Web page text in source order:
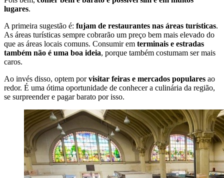
lugares.
A primeira sugestão é: fujam de restaurantes nas áreas turísticas.
As áreas turísticas sempre cobrarão um preço bem mais elevado do
que as áreas locais comuns. Consumir em terminais e estradas
também não é uma boa ideia, porque também costumam ser mais
caros.
Ao invés disso, optem porvisitar feiras e mercados populares ao
redor. É uma ótima oportunidade de conhecer a culinária da região,
se surpreender e pagar barato por isso.